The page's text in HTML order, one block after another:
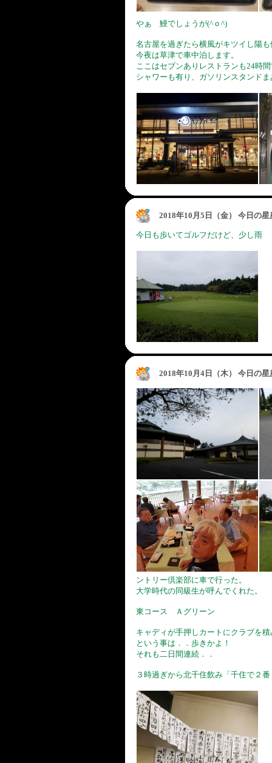
やぁ 鰻でしょうが(^ｏ^)
名古屋を過ぎたら横風がキツイし陽
今夜は草津で車中泊します。
ここはセブンありレストランも24時
シャワーも有り、ガソリンスタンド
2018年10月5日（金） 今日の
今日も歩いてゴルフだけど、少し雨
2018年10月4日（木） 今日の
ントリー倶楽部に車で行った。
大学時代の同級生が呼んでくれた。
東コース Ａグリーン
キャディが手押しカートにクラブを
という事は．．歩きかよ！
それも二日間連続．．
３時過ぎから北千住飲み「千住で２